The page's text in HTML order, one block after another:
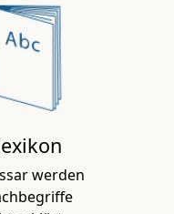
werden